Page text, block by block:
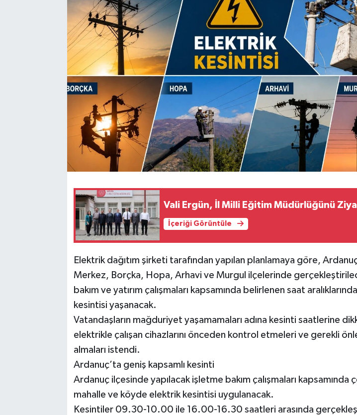
Vali Ergün, İl Milli Eğitim Müdürlüğünü
İçeriği Görüntüle
Elektrik dağıtım şirketi tarafından yapılan planlamaya göre,
Merkez, Borçka, Hopa, Arhavi ve Murgul ilçelerinde
bakım ve yatırım çalışmaları kapsamında belirlenen saat
kesintisi yaşanacak.
Vatandaşların mağduriyet yaşamamaları adına kesinti saatlerine
elektrikle çalışan cihazlarını önceden kontrol etmeleri ve gerekli
almaları istendi.
Ardanuç’ta geniş kapsamlı kesinti
Ardanuç ilçesinde yapılacak işletme bakım çalışmaları kapsamında
mahalle ve köyde elektrik kesintisi uygulanacak.
Kesintiler 09.30-10.00 ile 16.00-16.30 saatleri arasında